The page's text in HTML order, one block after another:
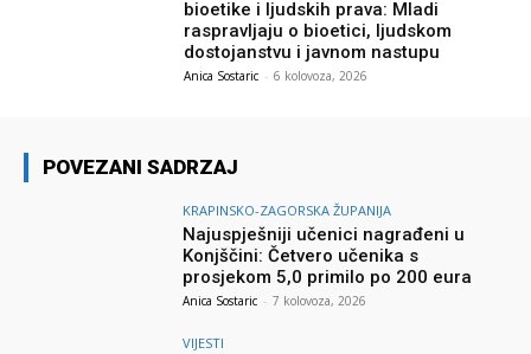
bioetike i ljudskih prava: Mladi
raspravljaju o bioetici, ljudskom
dostojanstvu i javnom nastupu
Anica Sostaric - 6 kolovoza, 2026
POVEZANI SADRZAJ
KRAPINSKO-ZAGORSKA ŽUPANIJA
Najuspješniji učenici nagrađeni u
Konjščini: Četvero učenika s
prosjekom 5,0 primilo po 200 eura
Anica Sostaric - 7 kolovoza, 2026
VIJESTI